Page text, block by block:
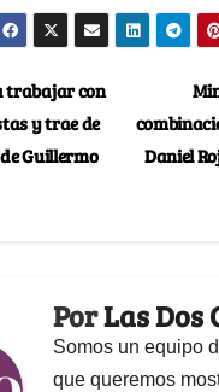
Daniel
trabajar con
y trae de
Guillermo
PorLas Dos
Somos un equipo
que queremos